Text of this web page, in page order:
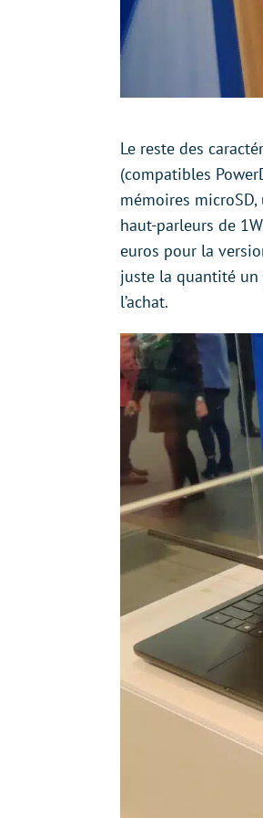
Le reste des
(compatibles
mémoires
haut-parleurs de
euros pour la
juste la quantité un
l’achat.